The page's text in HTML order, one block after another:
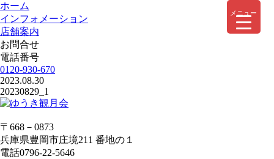
ホーム
インフォメーション
店舗案内
お問合せ
電話番号
0120-930-670
2023.08.30
20230829_1
〒668－0873
兵庫県豊岡市庄境211 番地の１
電話0796-22-5646
メニュー